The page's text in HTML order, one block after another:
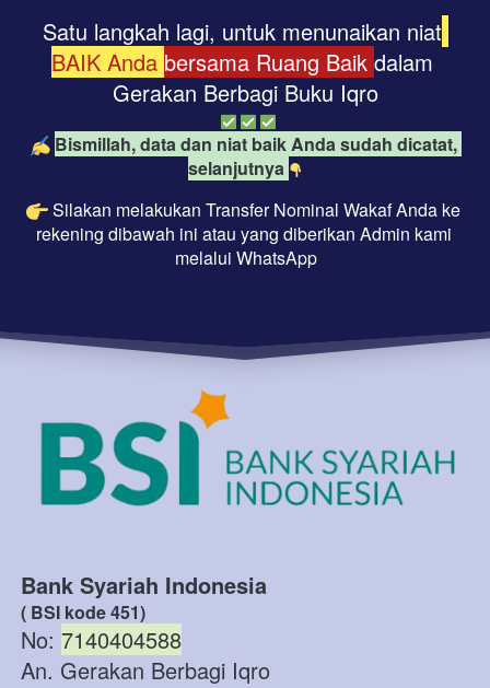
Satu langkah lagi, untuk menunaikan niat
BAIK Anda bersama Ruang Baik dalam
Gerakan Berbagi Buku Iqro
Bismillah, data dan niat baik Anda sudah dicatat,
selanjutnya
Silakan melakukan Transfer Nominal Wakaf Anda ke
rekening dibawah ini atau yang diberikan Admin kami
melalui WhatsApp
Bank Syariah Indonesia
( BSI kode 451)
No: 7140404588
An. Gerakan Berbagi Iqro